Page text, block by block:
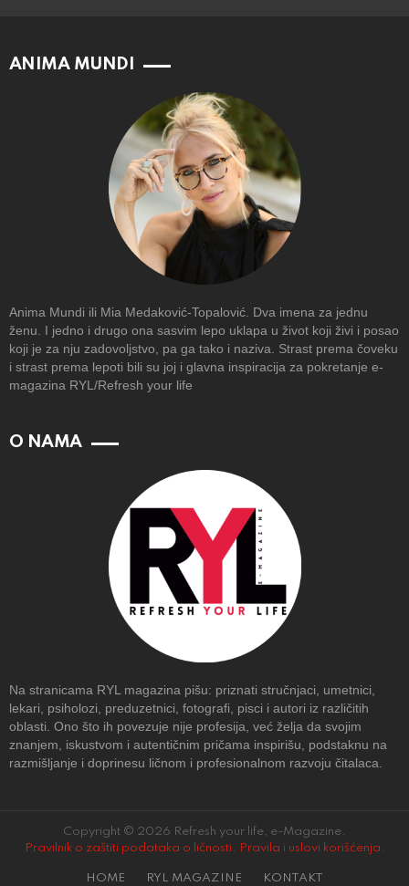
ANIMA MUNDI
Anima Mundi ili Mia Medaković-Topalović. Dva imena za jednu
ženu. I jedno i drugo ona sasvim lepo uklapa u život koji živi i posao
koji je za nju zadovoljstvo, pa ga tako i naziva. Strast prema čoveku
i strast prema lepoti bili su joj i glavna inspiracija za pokretanje e-
magazina RYL/Refresh your life
O NAMA
Na stranicama RYL magazina pišu: priznati stručnjaci, umetnici,
lekari, psiholozi, preduzetnici, fotografi, pisci i autori iz različitih
oblasti. Ono što ih povezuje nije profesija, već želja da svojim
znanjem, iskustvom i autentičnim pričama inspirišu, podstaknu na
razmišljanje i doprinesu ličnom i profesionalnom razvoju čitalaca.
Copyright © 2026 Refresh your life, e-Magazine.
Pravilnik o zaštiti podataka o ličnosti . Pravila i uslovi korišćenja .
HOME RYL MAGAZINE KONTAKT